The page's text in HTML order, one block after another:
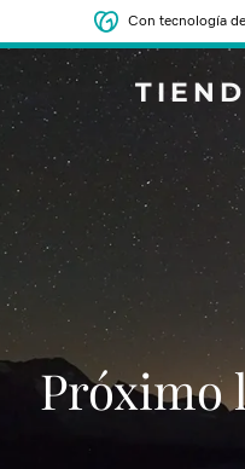
Con tecnología de
‌‌Próximo